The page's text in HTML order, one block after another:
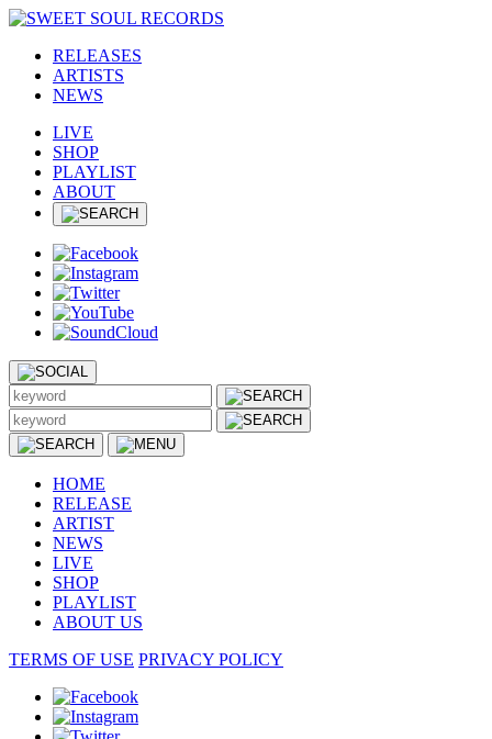
RELEASES
ARTISTS
NEWS
LIVE
SHOP
PLAYLIST
ABOUT
HOME
RELEASE
ARTIST
NEWS
LIVE
SHOP
PLAYLIST
ABOUT US
TERMS OF USE PRIVACY POLICY